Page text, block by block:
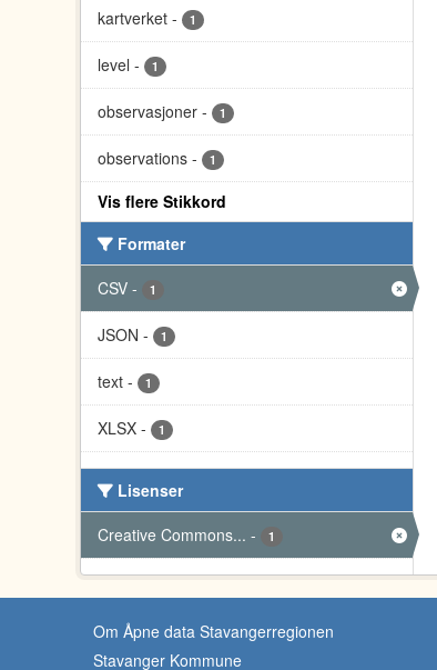
kartverket - 1
level - 1
observasjoner - 1
observations - 1
Vis flere Stikkord
Formater
CSV - 1
JSON - 1
text - 1
XLSX - 1
Lisenser
Creative Commons... - 1
Om Åpne data Stavangerregionen
Stavanger Kommune